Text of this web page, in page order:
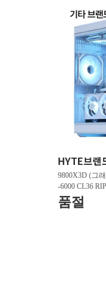
HYTE브랜
9800X3D (그
-6000 CL36
지
E ICE 피씨디
품절